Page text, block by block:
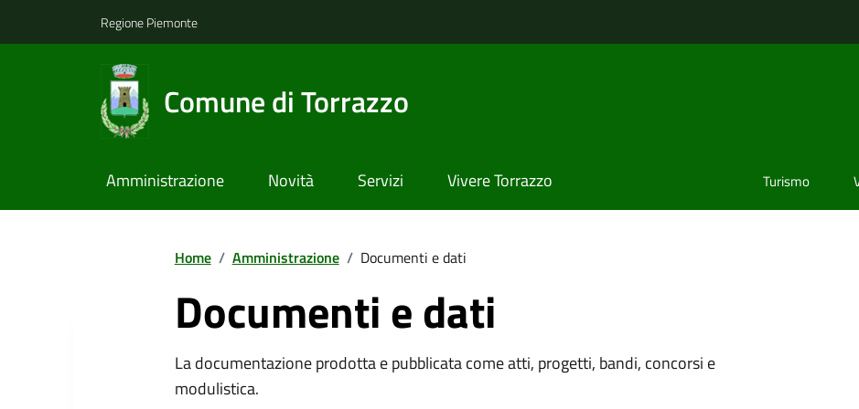
Regione Piemonte
Comune di Torrazzo
Amministrazione Novità Servizi Vivere Torrazzo Turismo
Home / Amministrazione / Documenti e dati
Documenti e dati
La documentazione prodotta e pubblicata come atti, progetti, bandi, concorsi e
modulistica.